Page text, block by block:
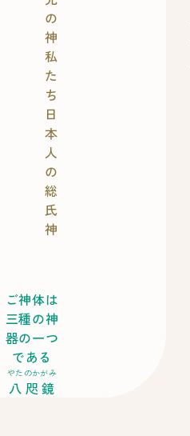
の
神
私
た
ち
日
本
人
の
総
氏
神
ご神体は
三種の神
器の一つ
である
八咫鏡
やたのかがみ